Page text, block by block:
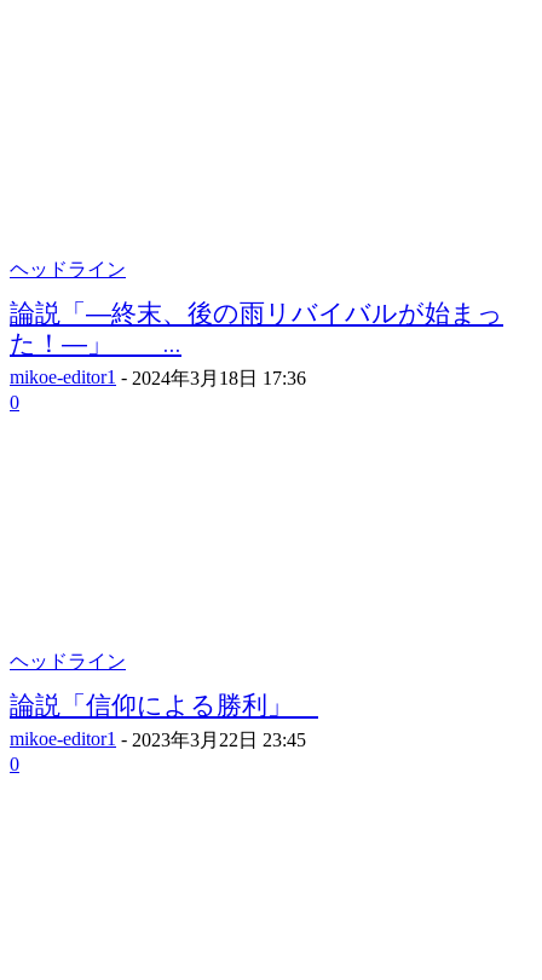
ヘッドライン
論説「―終末、後の雨リバイバルが始まっ
た！―」 ...
mikoe-editor1 - 2024年3月18日 17:36
0
ヘッドライン
論説「信仰による勝利」
mikoe-editor1 - 2023年3月22日 23:45
0